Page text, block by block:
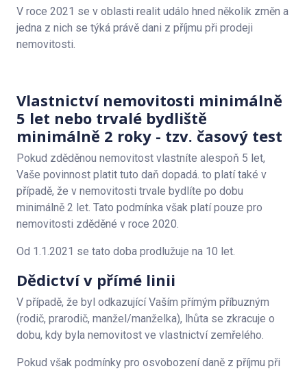
V roce 2021 se v oblasti realit událo hned několik změn a
jedna z nich se týká právě dani z příjmu při prodeji
nemovitosti.
Vlastnictví nemovitosti minimálně
5 let nebo trvalé bydliště
minimálně 2 roky - tzv. časový test
Pokud zděděnou nemovitost vlastníte alespoň 5 let,
Vaše povinnost platit tuto daň dopadá. to platí také v
případě, že v nemovitosti trvale bydlíte po dobu
minimálně 2 let. Tato podmínka však platí pouze pro
nemovitosti zděděné v roce 2020.
Od 1.1.2021 se tato doba prodlužuje na 10 let.
Dědictví v přímé linii
V případě, že byl odkazující Vaším přímým příbuzným
(rodič, prarodič, manžel/manželka), lhůta se zkracuje o
dobu, kdy byla nemovitost ve vlastnictví zemřelého.
Pokud však podmínky pro osvobození daně z příjmu při